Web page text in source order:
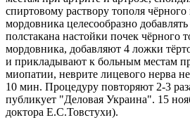
спиртовому раствору тополя чёрного
мордовника целесообразно
полстакана настойки почек чёрного
мордовника, добавляют 4 ложки
и прикладывают к больным местам
миопатии, неврите лицевого нерва
10 мин. Процедуру повторяют 2-3
публикует "Деловая Украина". 15
доктора Е.С.Товстухи).